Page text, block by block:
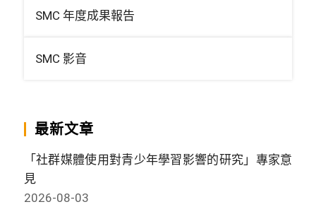
SMC 年度成果報告
SMC 影音
最新文章
「社群媒體使用對青少年學習影響的研究」專家意
見
2026-08-03